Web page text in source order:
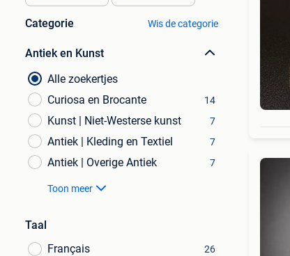
Categorie Wis de categorie
Antiek en Kunst
Alle zoekertjes
Curiosa en Brocante
14
Kunst | Niet-Westerse kunst 7
Antiek | Kleding en Textiel 7
Antiek | Overige Antiek 7
Toon meer
Taal
Français
26